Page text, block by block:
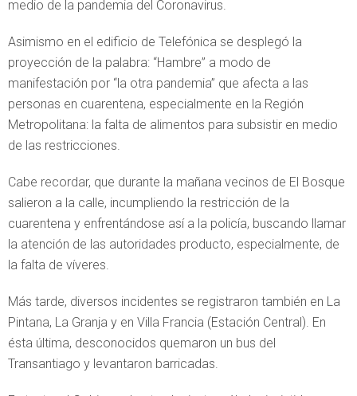
medio de la pandemia del Coronavirus.
Asimismo en el edificio de Telefónica se desplegó la
proyección de la palabra: “Hambre” a modo de
manifestación por “la otra pandemia” que afecta a las
personas en cuarentena, especialmente en la Región
Metropolitana: la falta de alimentos para subsistir en medio
de las restricciones.
Cabe recordar, que durante la mañana vecinos de El Bosque
salieron a la calle, incumpliendo la restricción de la
cuarentena y enfrentándose así a la policía, buscando llamar
la atención de las autoridades producto, especialmente, de
la falta de víveres.
Más tarde, diversos incidentes se registraron también en La
Pintana, La Granja y en Villa Francia (Estación Central). En
ésta última, desconocidos quemaron un bus del
Transantiago y levantaron barricadas.